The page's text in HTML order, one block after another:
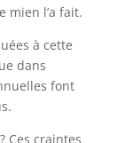
mien l’a fait.
à cette
dans
font
Ces craintes